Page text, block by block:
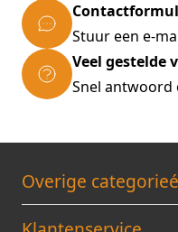
Stuur een e-
Veel gestelde
Snel antwoord
Overige